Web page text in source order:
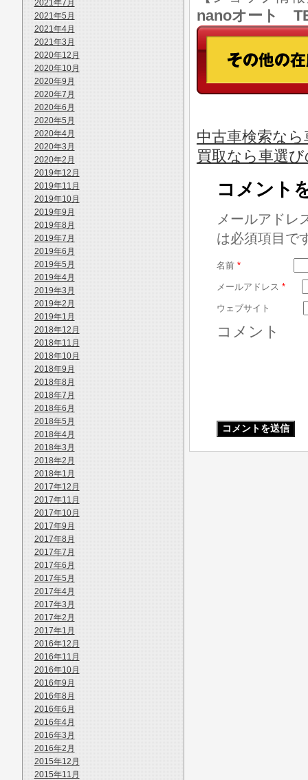
2021年7月
2021年5月
2021年4月
2021年3月
2020年12月
2020年10月
2020年9月
2020年7月
2020年6月
2020年5月
2020年4月
2020年3月
2020年2月
2019年12月
2019年11月
2019年10月
2019年9月
2019年8月
2019年7月
2019年6月
2019年5月
2019年4月
2019年3月
2019年2月
2019年1月
2018年12月
2018年11月
2018年10月
2018年9月
2018年8月
2018年7月
2018年6月
2018年5月
2018年4月
2018年3月
2018年2月
2018年1月
2017年12月
2017年11月
2017年10月
2017年9月
2017年8月
2017年7月
2017年6月
2017年5月
2017年4月
2017年3月
2017年2月
2017年1月
2016年12月
2016年11月
2016年10月
2016年9月
2016年8月
2016年6月
2016年4月
2016年3月
2016年2月
2015年12月
2015年11月
nanoオート
中古車検索な
買取なら車選
コメント
メールアドレ
は必須項目で
名前 *
メールアドレス *
ウェブサイト
コメント